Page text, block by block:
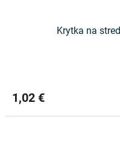
Krytka na
1,02 €